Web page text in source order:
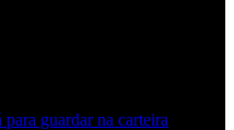
guardar na carteira